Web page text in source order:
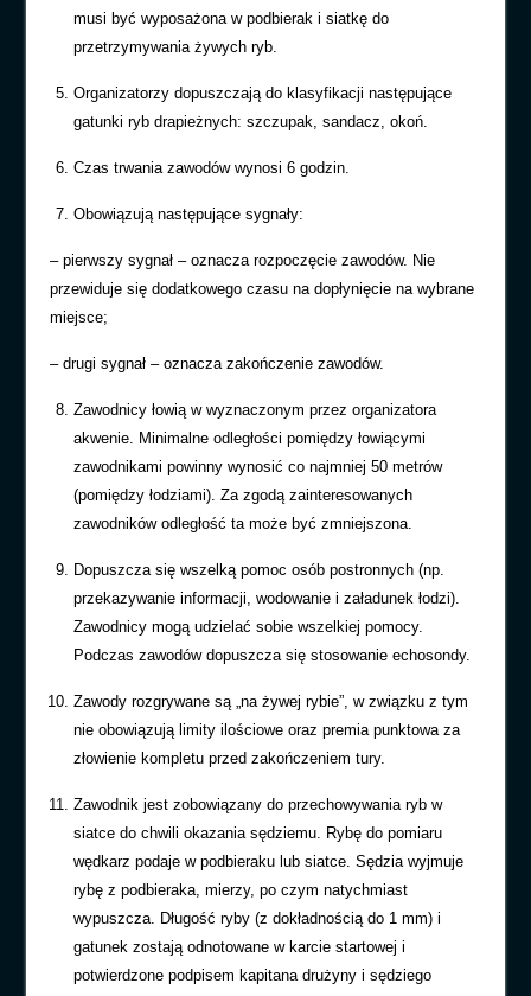
musi być wyposażona w podbierak i siatkę do
przetrzymywania żywych ryb.
Organizatorzy dopuszczają do klasyfikacji następujące
gatunki ryb drapieżnych: szczupak, sandacz, okoń.
Czas trwania zawodów wynosi 6 godzin.
Obowiązują następujące sygnały:
– pierwszy sygnał – oznacza rozpoczęcie zawodów. Nie
przewiduje się dodatkowego czasu na dopłynięcie na wybrane
miejsce;
– drugi sygnał – oznacza zakończenie zawodów.
Zawodnicy łowią w wyznaczonym przez organizatora
akwenie. Minimalne odległości pomiędzy łowiącymi
zawodnikami powinny wynosić co najmniej 50 metrów
(pomiędzy łodziami). Za zgodą zainteresowanych
zawodników odległość ta może być zmniejszona.
Dopuszcza się wszelką pomoc osób postronnych (np.
przekazywanie informacji, wodowanie i załadunek łodzi).
Zawodnicy mogą udzielać sobie wszelkiej pomocy.
Podczas zawodów dopuszcza się stosowanie echosondy.
Zawody rozgrywane są „na żywej rybie”, w związku z tym
nie obowiązują limity ilościowe oraz premia punktowa za
złowienie kompletu przed zakończeniem tury.
Zawodnik jest zobowiązany do przechowywania ryb w
siatce do chwili okazania sędziemu. Rybę do pomiaru
wędkarz podaje w podbieraku lub siatce. Sędzia wyjmuje
rybę z podbieraka, mierzy, po czym natychmiast
wypuszcza. Długość ryby (z dokładnością do 1 mm) i
gatunek zostają odnotowane w karcie startowej i
potwierdzone podpisem kapitana drużyny i sędziego